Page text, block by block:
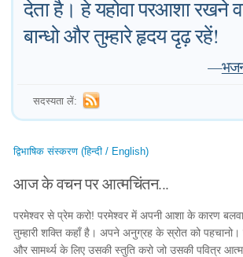
देता है। हे यहोवा परआशा रखने
बान्धो और तुम्हारे हृदय दृढ़ रहें!
—
सदस्यता लें:
द्विभाषिक संस्करण (हिन्दी / English)
आज के वचन पर आत्मचिंतन...
परमेश्वर से प्रेम करो! परमेश्वर में अपनी आशा के कारण
तुम्हारी शक्ति कहाँ है। अपने अनुग्रह के स्रोत को पहचानो।
और सामर्थ्य के लिए उसकी स्तुति करो जो उसकी पवित्र